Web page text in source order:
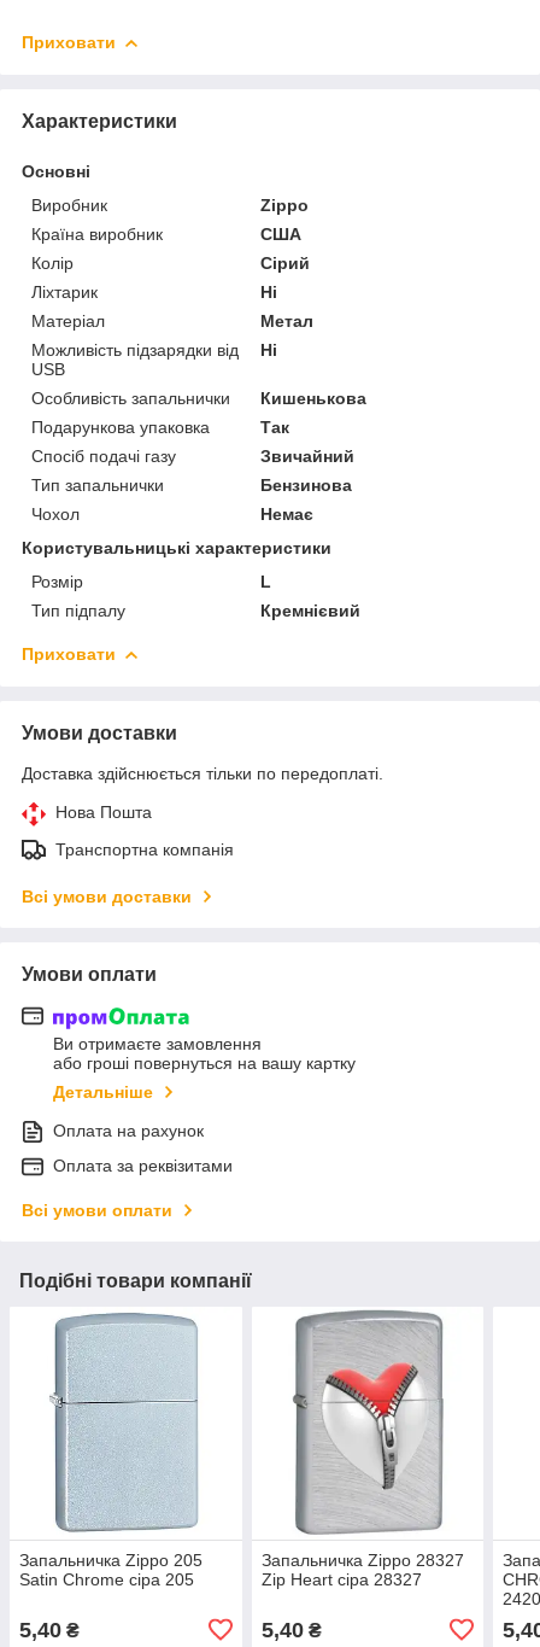
Приховати
Характеристики
Основні
Виробник
Zippo
Країна виробник
США
Колір
Сірий
Ліхтарик
Ні
Матеріал
Метал
Можливість підзарядки від
USB
Ні
Особливість запальнички
Кишенькова
Подарункова упаковка
Так
Спосіб подачі газу
Звичайний
Тип запальнички
Бензинова
Чохол
Немає
Користувальницькі характеристики
Розмір
L
Тип підпалу
Кремнієвий
Приховати
Умови доставки
Доставка здійснюється тільки по передоплаті.
Нова Пошта
Транспортна компанія
Всі умови доставки
Умови оплати
Ви отримаєте замовлення
або гроші повернуться на вашу картку
Детальніше
Оплата на рахунок
Оплата за реквізитами
Всі умови оплати
Подібні товари компанії
Запальничка Zippo 205
Satin Chrome сіра 205
5,40 ₴
Запальничка Zippo 28327
Zip Heart сіра 28327
5,40₴